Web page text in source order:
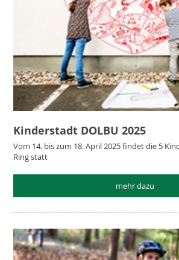
Kinderstadt DOLBU 2025
Vom 14. bis zum 18. April 2025 findet die 5
Ring statt
mehr dazu